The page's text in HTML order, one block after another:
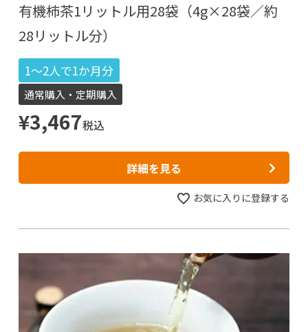
有機柿茶1リットル用28袋（4g×28袋／約
28リットル分）
1～2人で1か月分
通常購入・定期購入
¥3,467税込
詳細を見る
お気に入りに登録する